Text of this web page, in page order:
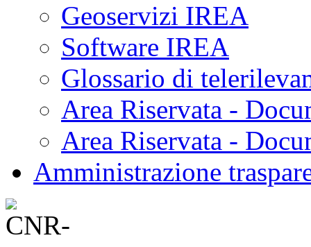
Geoservizi IREA
Software IREA
Glossario di
Area Riservata -
Area Riservata -
Amministrazione